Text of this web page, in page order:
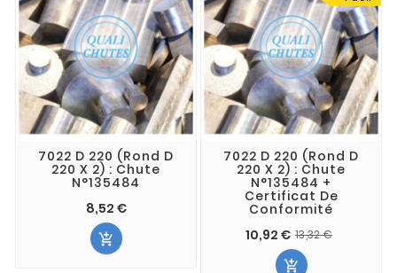
7022 D 220 (Rond D
220 X 2) : Chute
N°135484
8,52 €

7022 D 220 (Rond D
220 X 2) : Chute
N°135484 +
Certificat De
Conformité
10,92 € 13,32 €
